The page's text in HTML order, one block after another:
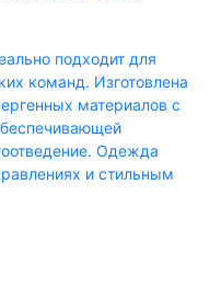
подходит для
команд. Изготовлена
материалов с
Одежда
и стильным